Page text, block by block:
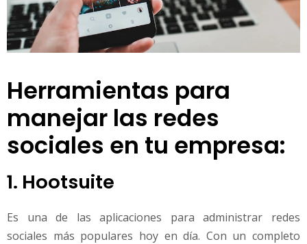
Herramientas para
manejar las redes
sociales en tu empresa:
1. Hootsuite
Es una de las aplicaciones para administrar redes
sociales más populares hoy en día. Con un completo